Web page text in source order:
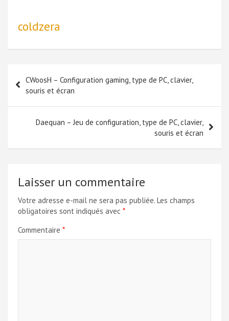
coldzera
de
l’article
CWoosH – Configuration gaming, type de PC, clavier,
souris et écran
Daequan – Jeu de configuration, type de PC, clavier,
souris et écran
Laisser un commentaire
Votre adresse e-mail ne sera pas publiée. Les champs
obligatoires sont indiqués avec *
Commentaire *